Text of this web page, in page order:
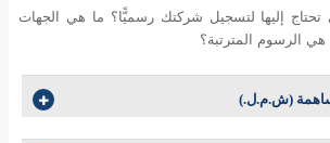
تحتاج إليها لتسجيل شركتك رسميًّا؟ ما هي الجهات
الرسوم المترتبة؟
(ش.م.ل.)